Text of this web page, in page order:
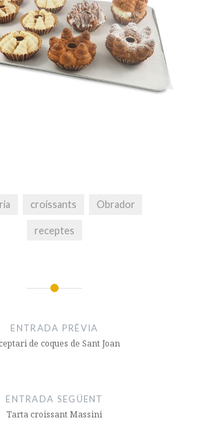
croissants Obrador
receptes
ENTRADA PRÈVIA
de coques de Sant Joan
ENTRADA SEGÜENT
Tarta croissant Massini